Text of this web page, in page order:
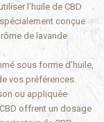
l’huile de CBD
conçue
de lavande
sous forme d’huile,
vos préférences.
ou appliquée
offrent un dosage